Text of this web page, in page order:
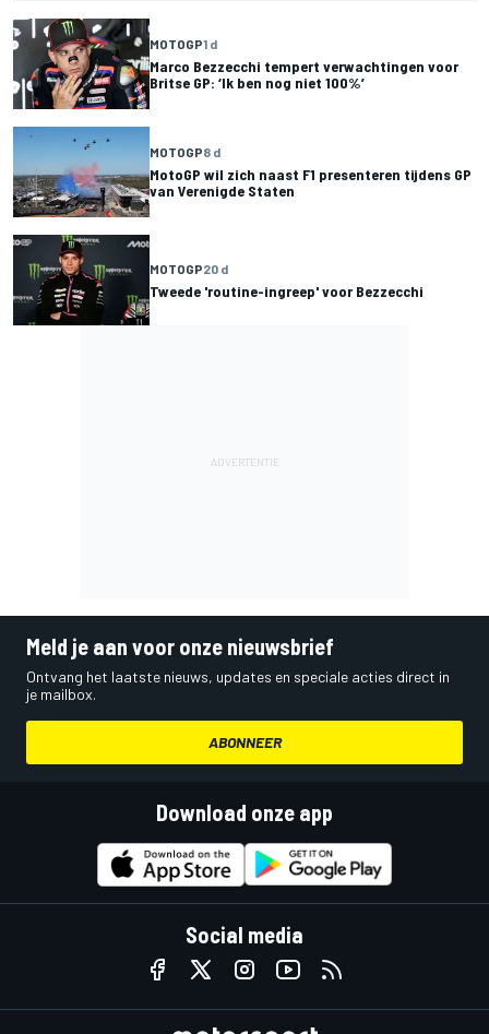
MOTOGP1 d
Marco Bezzecchi tempert verwachtingen voor
Britse GP: ‘Ik ben nog niet 100%’
MOTOGP8 d
MotoGP wil zich naast F1 presenteren tijdens GP
van Verenigde Staten
MOTOGP20 d
Tweede 'routine-ingreep' voor Bezzecchi
Meld je aan voor onze nieuwsbrief
Ontvang het laatste nieuws, updates en speciale acties direct in
je mailbox.
ABONNEER
Download onze app
Social media